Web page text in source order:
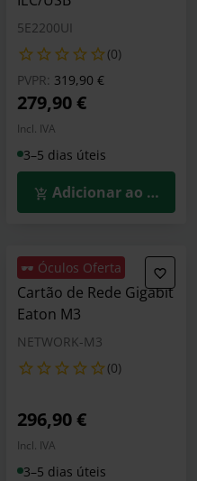
5E2200UI
(0)
PVPR: Preço reduzido de
319,90 €para
279,90 €
Incl. IVA
3–5 dias úteis
Adicionar ao
🕶️ Óculos Oferta
Cartão de Rede Gigabit
Eaton M3
NETWORK-M3
(0)
296,90 €
Incl. IVA
3–5 dias úteis